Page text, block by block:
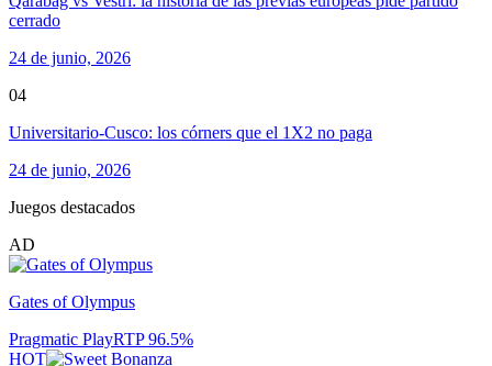
cerrado
24 de junio, 2026
04
Universitario-Cusco: los córners que el 1X2 no paga
24 de junio, 2026
Juegos destacados
AD
Gates of Olympus
Pragmatic PlayRTP96.5%
HOT